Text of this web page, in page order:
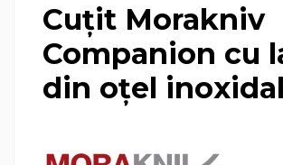
Cuţit Morakniv
Companion cu
din oţel